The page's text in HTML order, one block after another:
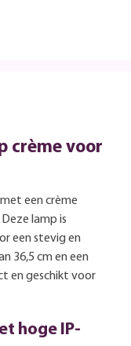
crème voor
een crème
lamp is
een stevig en
36,5 cm en een
en geschikt voor
hoge IP-